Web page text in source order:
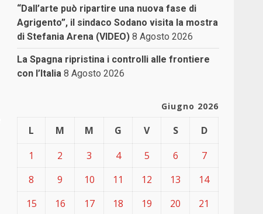
“Dall’arte può ripartire una nuova fase di
Agrigento”, il sindaco Sodano visita la mostra
di Stefania Arena (VIDEO) 8 Agosto 2026
La Spagna ripristina i controlli alle frontiere
con l’Italia 8 Agosto 2026
Giugno 2026
L M M G V S
D
1
2 3 4 5 6
7
8
9 10 11 12 13
14
15
16 17 18 19 20
21